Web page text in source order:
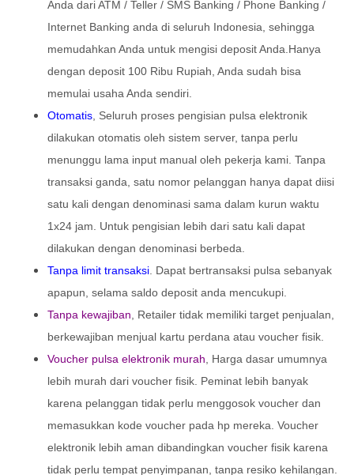
Anda dari ATM / Teller / SMS Banking / Phone Banking /
Internet Banking anda di seluruh Indonesia, sehingga
memudahkan Anda untuk mengisi deposit Anda.Hanya
dengan deposit 100 Ribu Rupiah, Anda sudah bisa
memulai usaha Anda sendiri.
Otomatis , Seluruh proses pengisian pulsa elektronik
dilakukan otomatis oleh sistem server, tanpa perlu
menunggu lama input manual oleh pekerja kami. Tanpa
transaksi ganda, satu nomor pelanggan hanya dapat diisi
satu kali dengan denominasi sama dalam kurun waktu
1x24 jam. Untuk pengisian lebih dari satu kali dapat
dilakukan dengan denominasi berbeda.
Tanpa limit transaksi . Dapat bertransaksi pulsa sebanyak
apapun, selama saldo deposit anda mencukupi.
Tanpa kewajiban , Retailer tidak memiliki target penjualan,
berkewajiban menjual kartu perdana atau voucher fisik.
Voucher pulsa elektronik murah , Harga dasar umumnya
lebih murah dari voucher fisik. Peminat lebih banyak
karena pelanggan tidak perlu menggosok voucher dan
memasukkan kode voucher pada hp mereka. Voucher
elektronik lebih aman dibandingkan voucher fisik karena
tidak perlu tempat penyimpanan, tanpa resiko kehilangan.